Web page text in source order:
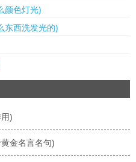
颜色灯光)
东西洗发光的)
)
金名言名句)